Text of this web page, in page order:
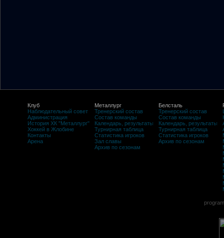
Клуб
Наблюдательный совет
Администрация
История ХК "Металлург"
Хоккей в Жлобине
Контакты
Арена
Металлург
Тренерский состав
Состав команды
Календарь, результаты
Турнирная таблица
Статистика игроков
Зал славы
Архив по сезонам
Белсталь
Тренерский состав
Состав команды
Календарь, результаты
Турнирная таблица
Статистика игроков
Архив по сезонам